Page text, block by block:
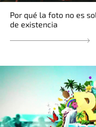
Por qué la foto no es
de existencia